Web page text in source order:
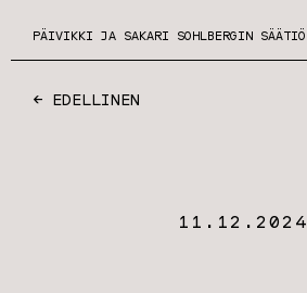
PÄIVIKKI JA SAKARI SOHLBERGIN SÄÄTIÖ
← EDELLINEN
11.12.2024